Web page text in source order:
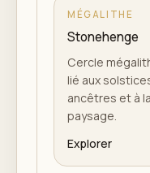
MÉGALITHE
Stonehenge
Cercle
lié aux
ancêtres et à
paysage.
Explorer